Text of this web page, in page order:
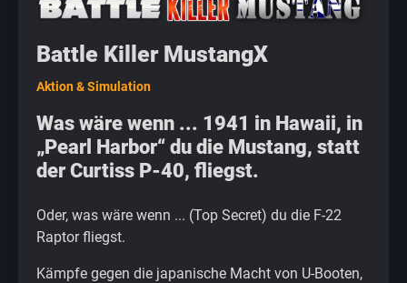
Battle Killer MustangX
Aktion & Simulation
Was wäre wenn ... 1941 in Hawaii, in
„Pearl Harbor“ du die Mustang, statt
der Curtiss P-40, fliegst.
Oder, was wäre wenn ... (Top Secret) du die F-22
Raptor fliegst.
Kämpfe gegen die japanische Macht von U-Booten,